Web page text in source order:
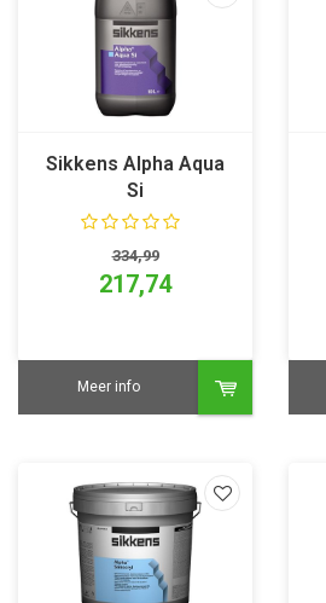
Sikkens Alpha Aqua
Si
334,99
217,74
Meer info